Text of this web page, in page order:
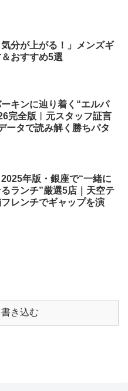
気分が上がる！」メンズギ
おすすめ5選
ーキンに辿り着く“エルパ
完全版︱元スタッフ証言
ータで読み解く勝ちパタ
2025年版・銀座で“一緒に
ランチ”厳選5店｜天空テ
レンチでギャップを演
き込む